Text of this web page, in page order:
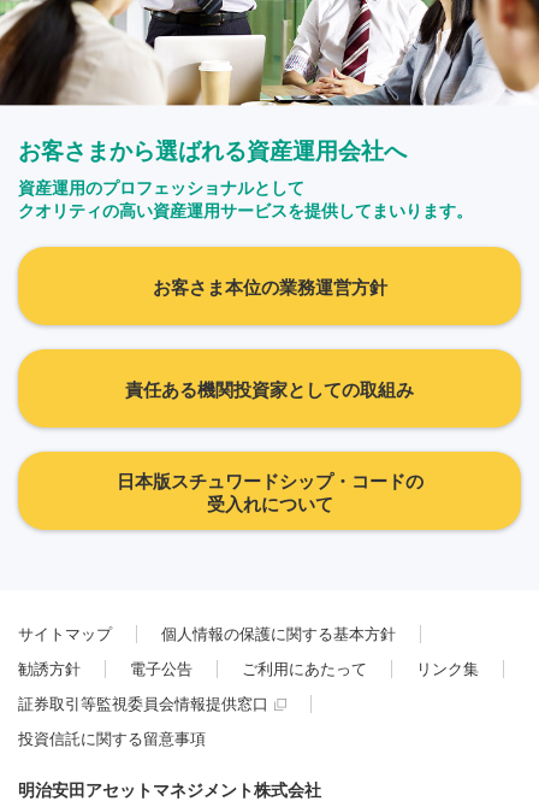
お客さまから選ばれる資産運用会社へ
資産運用のプロフェッショナルとして
クオリティの高い資産運用サービスを提供してまいります。
お客さま本位の業務運営方針
責任ある機関投資家としての取組み
日本版スチュワードシップ・コードの
受入れについて
サイトマップ
個人情報の保護に関する基本方針
勧誘方針
電子公告 ご利用にあたって
リンク集
証券取引等監視委員会情報提供窓口
投資信託に関する留意事項
明治安田アセットマネジメント株式会社